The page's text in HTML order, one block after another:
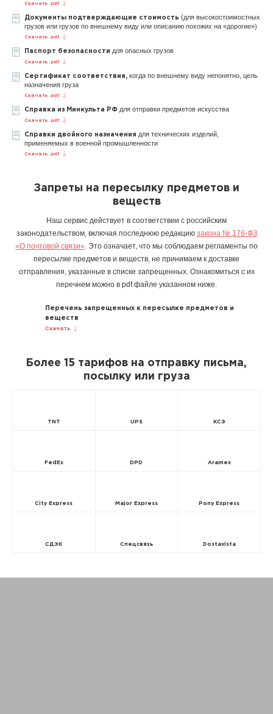
Скачать .pdf
Документы подтверждающие стоимость (для высокостоимостных
грузов или грузов по внешнему виду или описанию похожих на «дорогие»)
Скачать .pdf
Паспорт безопасности для опасных грузов
Скачать .pdf
Сертификат соответствия, когда по внешнему виду непонятно, цель
назначения груза
Скачать .pdf
Справка из Минкульта РФ для отправки предметов искусства
Скачать .pdf
Справки двойного назначения для технических изделий,
применяемых в военной промышленности
Скачать .pdf
Запреты на пересылку предметов и
веществ
Наш сервис действует в соответствии с российским
законодательством, включая последнюю редакцию закона № 176-ФЗ
«О почтовой связи». Это означает, что мы соблюдаем регламенты по
пересылке предметов и веществ, не принимаем к доставке
отправления, указанные в списке запрещенных. Ознакомиться с их
перечнем можно в pdf файле указанном ниже.
Перечень запрещенных к пересылке предметов и
веществ
Скачать
Более 15 тарифов на отправку письма,
посылку или груза
TNT UPS КСЭ
FedEx DPD Aramex
City Express Major Express Pony Express
СДЭК Спецсвязь Dostavista